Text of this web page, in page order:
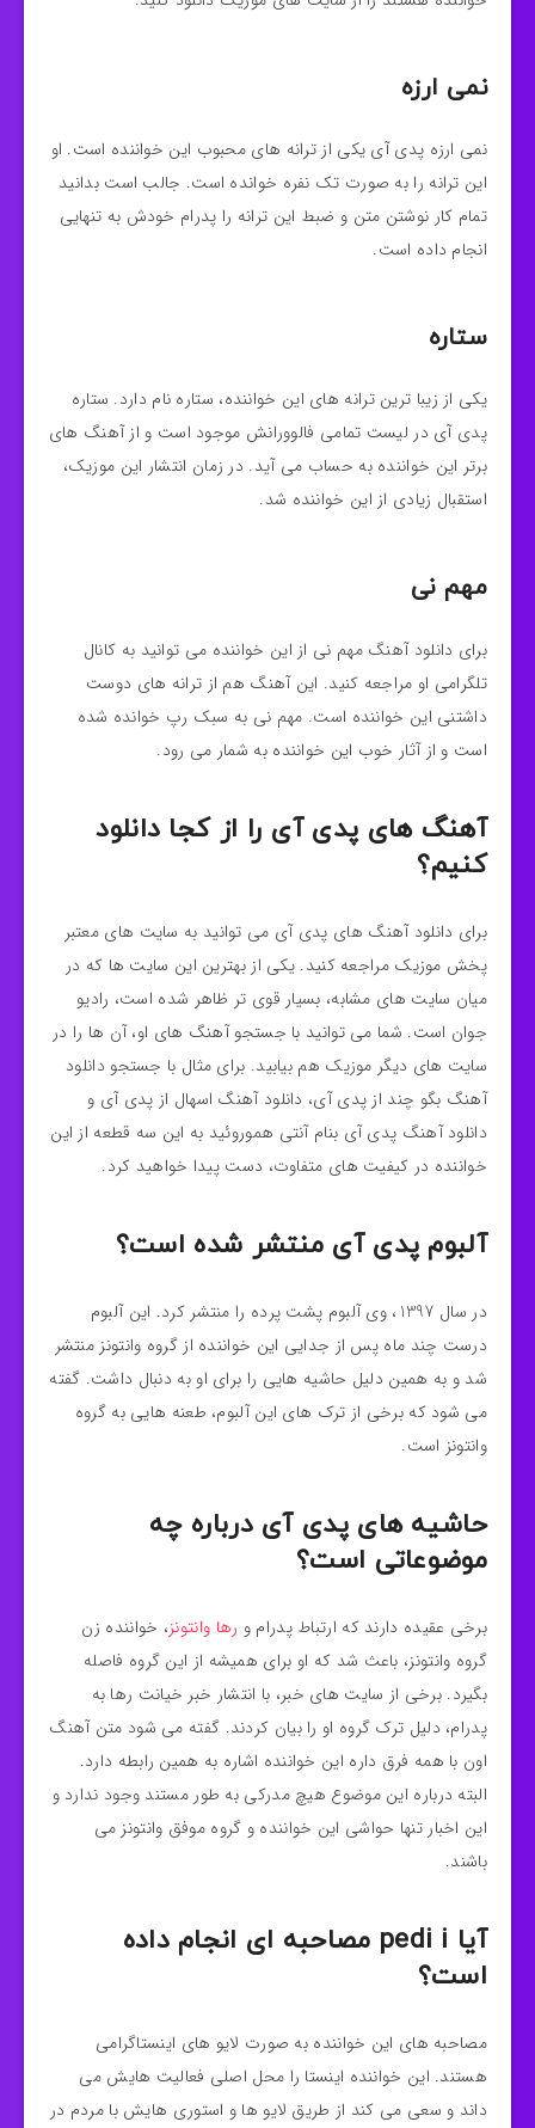
نمی ارزه
نمی ارزه پدی آی یکی از ترانه های محبوب این خواننده است. او
این ترانه را به صورت تک نفره خوانده است. جالب است بدانید
تمام کار نوشتن متن و ضبط این ترانه را پدرام خودش به تنهایی
انجام داده است.
ستاره
یکی از زیبا ترین ترانه های این خواننده، ستاره نام دارد. ستاره
پدی آی در لیست تمامی فالوورانش موجود است و از آهنگ های
برتر این خواننده به حساب می آید. در زمان انتشار این موزیک،
استقبال زیادی از این خواننده شد.
مهم نی
برای دانلود آهنگ مهم نی از این خواننده می توانید به کانال
تلگرامی او مراجعه کنید. این آهنگ هم از ترانه های دوست
داشتنی این خواننده است. مهم نی به سبک رپ خوانده شده
است و از آثار خوب این خواننده به شمار می رود.
آهنگ های پدی آی را از کجا دانلود
کنیم؟
برای دانلود آهنگ های پدی آی می توانید به سایت های معتبر
پخش موزیک مراجعه کنید. یکی از بهترین این سایت ها که در
میان سایت های مشابه، بسیار قوی تر ظاهر شده است، رادیو
جوان است. شما می توانید با جستجو آهنگ های او، آن ها را در
سایت های دیگر موزیک هم بیابید. برای مثال با جستجو دانلود
آهنگ بگو چند از پدی آی، دانلود آهنگ اسهال از پدی آی و
دانلود آهنگ پدی آی بنام آنتی هموروئید به این سه قطعه از این
خواننده در کیفیت های متفاوت، دست پیدا خواهید کرد.
آلبوم پدی آی منتشر شده است؟
در سال 1397، وی آلبوم پشت پرده را منتشر کرد. این آلبوم
درست چند ماه پس از جدایی این خواننده از گروه وانتونز منتشر
شد و به همین دلیل حاشیه هایی را برای او به دنبال داشت. گفته
می شود که برخی از ترک های این آلبوم، طعنه هایی به گروه
وانتونز است.
حاشیه های پدی آی درباره چه
موضوعاتی است؟
برخی عقیده دارند که ارتباط پدرام و رها وانتونز، خواننده زن
گروه وانتونز، باعث شد که او برای همیشه از این گروه فاصله
بگیرد. برخی از سایت های خبر، با انتشار خبر خیانت رها به
پدرام، دلیل ترک گروه او را بیان کردند. گفته می شود متن آهنگ
اون با همه فرق داره این خواننده اشاره به همین رابطه دارد.
البته درباره این موضوع هیچ مدرکی به طور مستند وجود ندارد و
این اخبار تنها حواشی این خواننده و گروه موفق وانتونز می
باشند.
آیا pedi i مصاحبه ای انجام داده
است؟
مصاحبه های این خواننده به صورت لایو های اینستاگرامی
هستند. این خواننده اینستا را محل اصلی فعالیت هایش می
داند و سعی می کند از طریق لایو ها و استوری هایش با مردم در